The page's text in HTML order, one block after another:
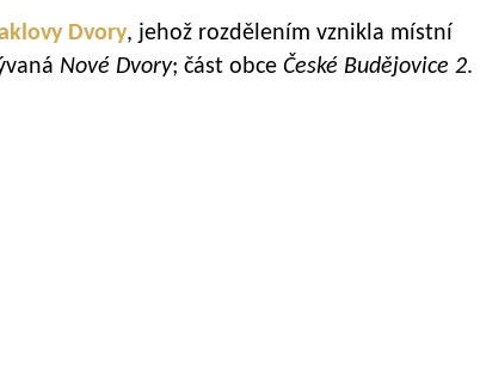
Dvory, jehož rozdělením vznikla místní
Nové Dvory; část obce České Budějovice 2.